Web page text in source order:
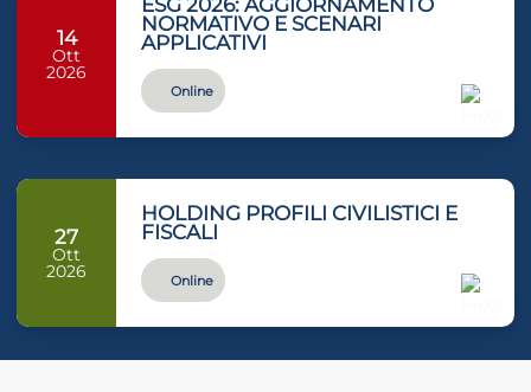
14
Ott
2026
ESG 2026: AGGIORNAMENTO
NORMATIVO E SCENARI
APPLICATIVI
Online
27
Ott
2026
HOLDING PROFILI CIVILISTICI E
FISCALI
Online